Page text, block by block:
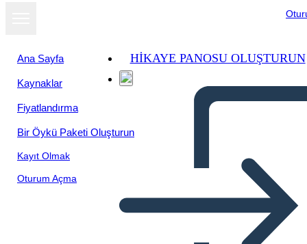
Ana Sayfa
Kaynaklar
Fiyatlandırma
Bir Öykü Paketi Oluşturun
Kayıt Olmak
Oturum Açma
HIKAYE PANOSU OLUŞTURUN